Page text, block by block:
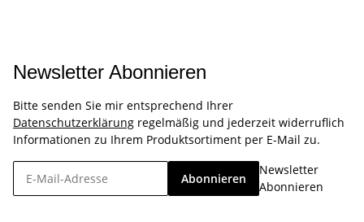
Newsletter Abonnieren
Bitte senden Sie mir entsprechend Ihrer
Datenschutzerklärung regelmäßig und jederzeit widerruflich
Informationen zu Ihrem Produktsortiment per E-Mail zu.
Abonnieren
Newsletter
Abonnieren